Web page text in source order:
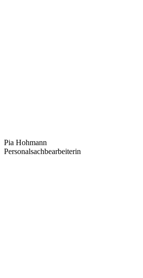
Pia Hohmann
Personalsachbearbeiterin